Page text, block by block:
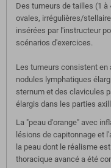
Des tumeurs de tailles (1
ovales, irrégulières/
insérées par l'instructeur
scénarios d'exercices.
Les tumeurs consistent
nodules lymphatiques
sternum et des clavicules
élargis dans les parties
La "peau d'orange" avec
lésions de capitonnage et
la peau dont le réalisme
thoracique avancé a été